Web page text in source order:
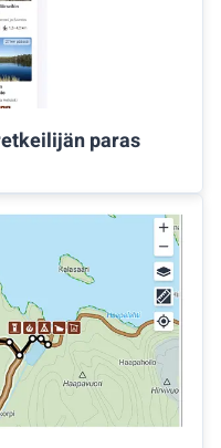
paras